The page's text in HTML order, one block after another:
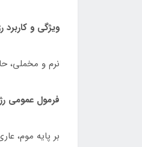
ویژگی و
نرم و مخملی،
فرمول عمومی
بر پایه موم،